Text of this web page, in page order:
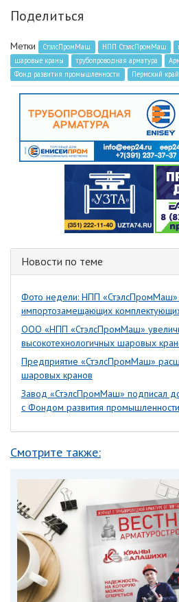
Поделиться
Метки СтэлсПромМаш НПП СтэлсПромМаш
шаровые краны
трубопроводная арматура
Фонд развития промышленности
Пермский край
Новости по теме
Фото недели: НПП «СтэлсПромМаш»
импортозамещающих
ООО «НПП «СтэлсПромМаш»
высокотехнологичных шаровых
Предприятие «СтэлсПромМаш»
шаровых кранов
Завод «СтэлсПромМаш» подписал
с Фондом развития промышленности
Смотрите также: